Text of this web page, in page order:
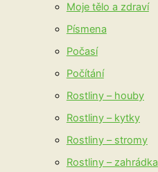
Moje tělo a zdraví
Písmena
Počasí
Počítání
Rostliny – houby
Rostliny – kytky
Rostliny – stromy
Rostliny – zahrádka